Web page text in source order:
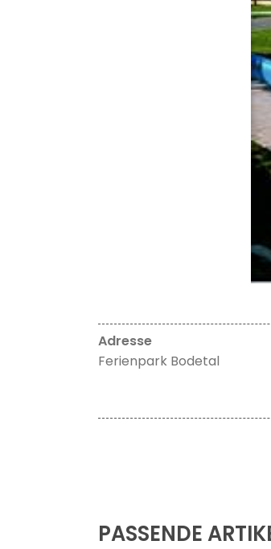
Adresse
Ferienpark Bodetal
PASSENDE